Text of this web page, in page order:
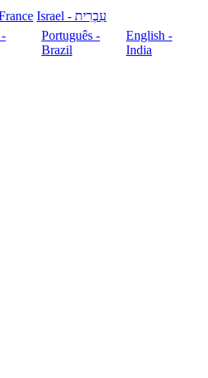
עִבְרִית - Israel
Português -
Brazil
English -
India